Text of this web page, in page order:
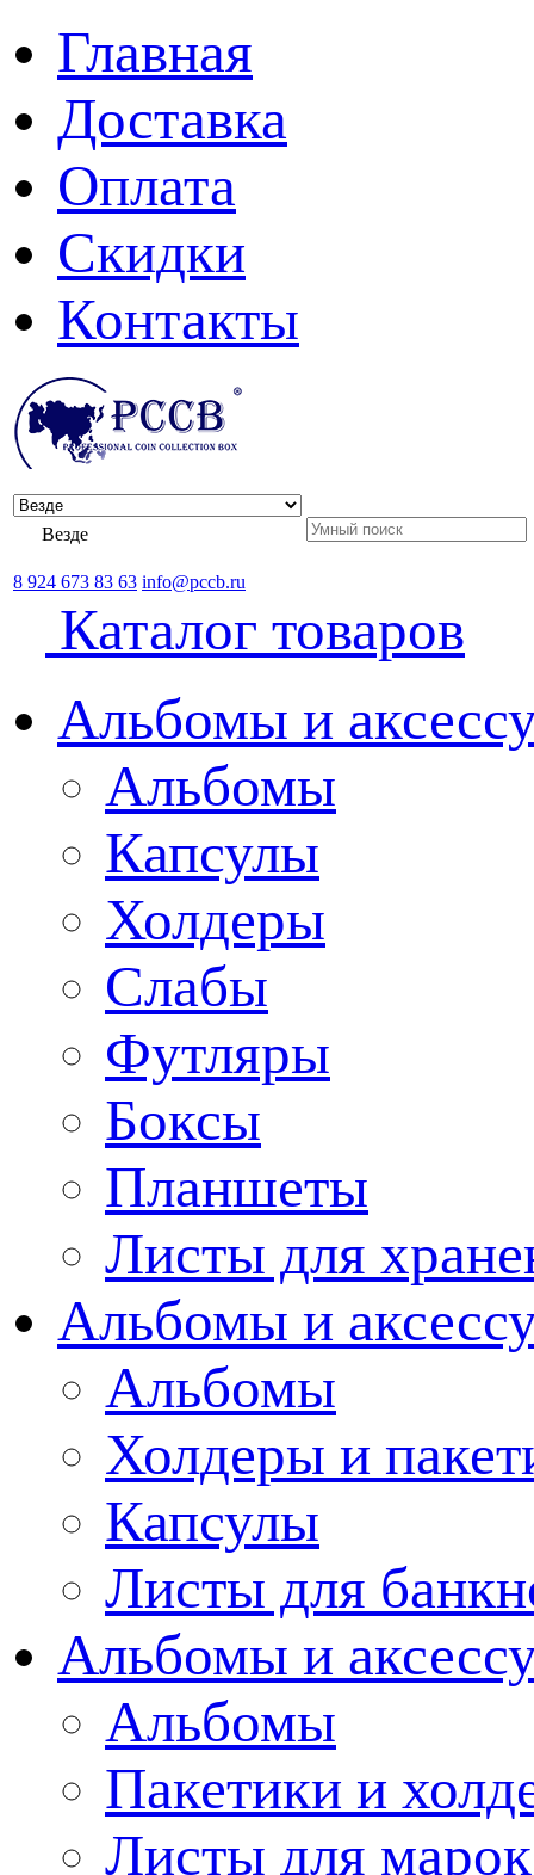
Главная
Доставка
Оплата
Скидки
Контакты
Везде
8 924 673 83 63 info@pccb.ru
Каталог товаров
Альбомы и
Альбомы
Капсулы
Холдеры
Слабы
Футляры
Боксы
Планшеты
Листы для
Альбомы и
Альбомы
Холдеры и
Капсулы
Листы для
Альбомы и
Альбомы
Пакетики и
Листы для марок